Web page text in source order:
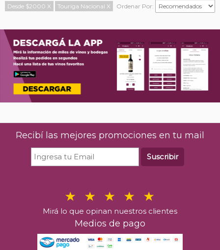
Desde $2000 X Touriga Nacional X Ordenar Por:
Recibí las mejores promociones en tu mail
Suscribir
Mirá lo que opinan nuestros clientes
Medios de pago